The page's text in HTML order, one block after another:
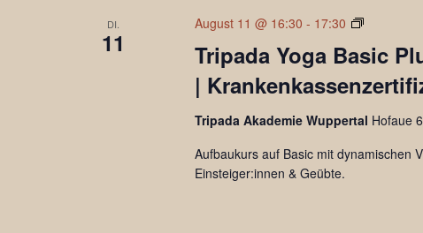
DI.
11
Tripada Yoga Basic
|
August 11 @ 16:30 - 17:30
Tripada
Basic
Plus
Tripada Akademie Wuppertal Hofaue
Aufbaukurs auf Basic mit dynamischen
Einsteiger:innen & Geübte.